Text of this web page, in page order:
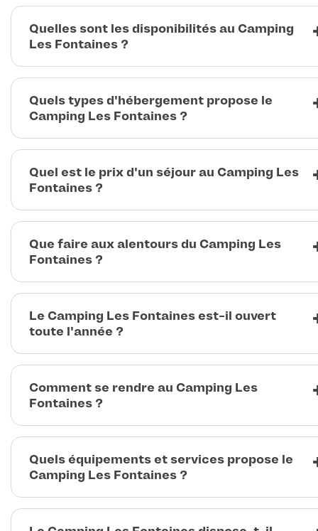
Quelles sont les disponibilités au Camping
Les Fontaines ?
Quels types d'hébergement propose le
Camping Les Fontaines ?
Quel est le prix d'un séjour au Camping Les
Fontaines ?
Que faire aux alentours du Camping Les
Fontaines ?
Le Camping Les Fontaines est-il ouvert
toute l'année ?
Comment se rendre au Camping Les
Fontaines ?
Quels équipements et services propose le
Camping Les Fontaines ?